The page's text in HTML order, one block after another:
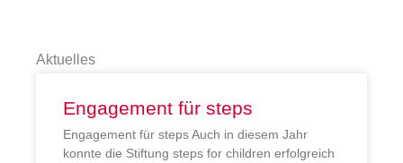
Aktuelles
Engagement für steps
Engagement für steps Auch in diesem Jahr
konnte die Stiftung steps for children erfolgreich